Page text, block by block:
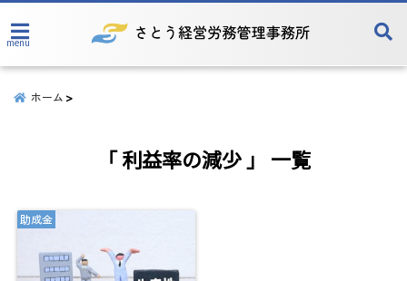
menu
ホーム
「 利益率の減少 」 一覧
助成金